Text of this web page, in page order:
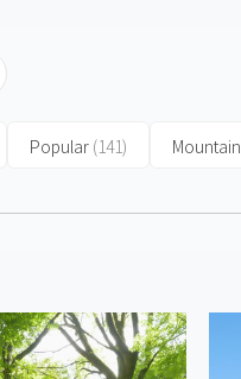
Popular (141) Mountain